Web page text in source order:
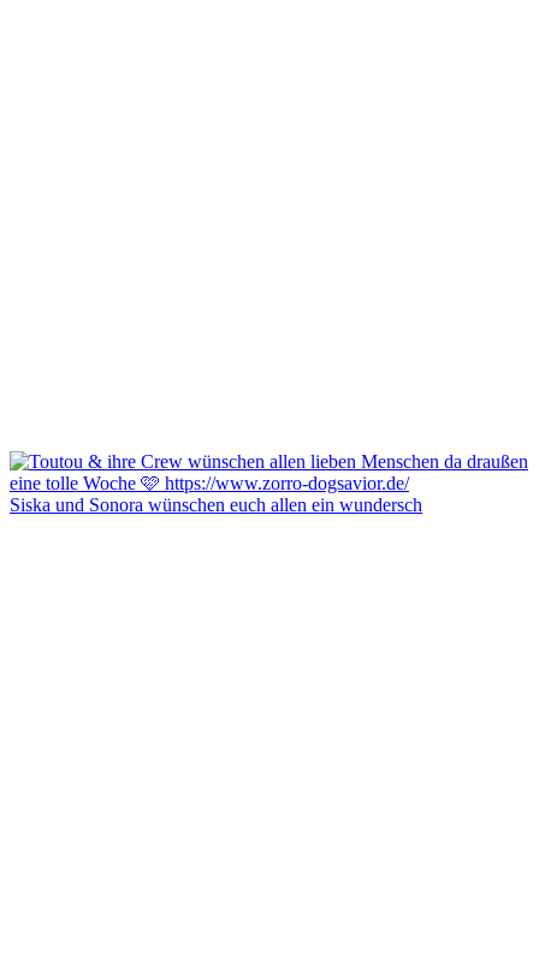
Siska und Sonora wünschen euch allen ein wundersch